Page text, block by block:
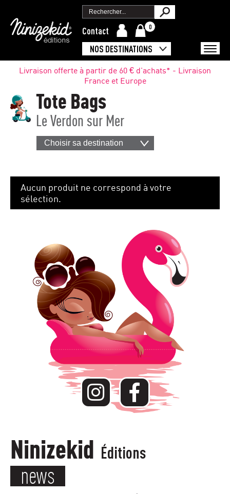
Contact 0
NOS DESTINATIONS
Livraison offerte à partir de 60 € d'achats* - Livraison
France et Europe
Tote Bags
Le Verdon sur Mer
Choisir sa destination
Aucun produit ne correspond à votre
sélection.
Ninizekid Éditions
news